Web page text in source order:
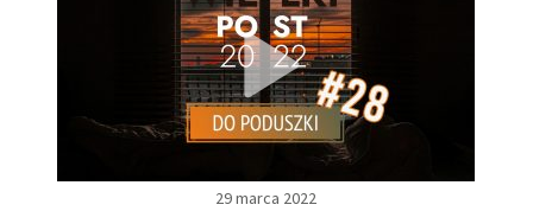
29 marca 2022